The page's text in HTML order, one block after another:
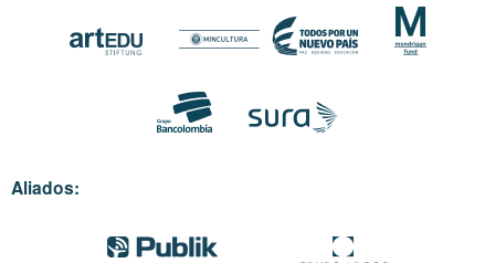
Aliados: